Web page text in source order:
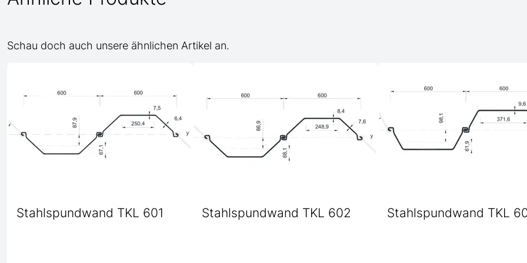
Schau doch auch unsere ähnlichen Artikel an.
Stahlspundwand TKL 601 Stahlspundwand TKL 602 Stahlspundwand TKL